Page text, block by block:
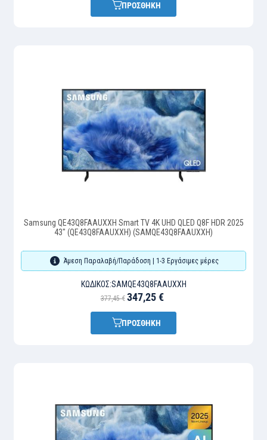
ΠΡΟΣΘΗΚΗ
Samsung QE43Q8FAAUXXH Smart TV 4K UHD QLED Q8F HDR 2025
43" (QE43Q8FAAUXXH) (SAMQE43Q8FAAUXXH)
Άμεση Παραλαβή/Παράδοση | 1-3 Εργάσιμες μέρες
ΚΩΔΙΚΌΣ:SAMQE43Q8FAAUXXH
377,45 € 347,25 €
ΠΡΟΣΘΗΚΗ